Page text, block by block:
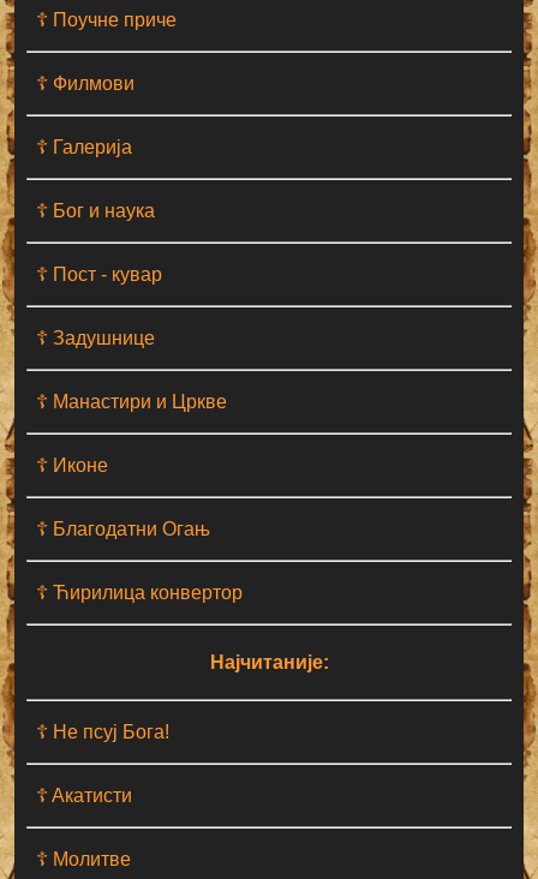
☦ Поучне приче
☦ Филмови
☦ Галерија
☦ Бог и наука
☦ Пост - кувар
☦ Задушнице
☦ Манастири и Цркве
☦ Иконе
☦ Благодатни Огањ
☦ Ћирилица конвертор
Најчитаније:
☦ Не псуј Бога!
☦ Aкатисти
☦ Молитве